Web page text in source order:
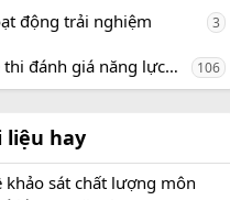
động trải nghiệm 3
Đề thi đánh giá năng lực, tư duy 106
liệu hay
liệu
khảo sát chất lượng môn